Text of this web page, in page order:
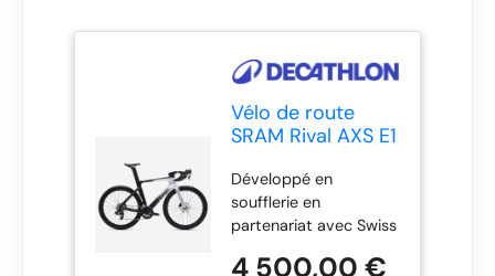
Vélo de route
SRAM Rival AXS E1
puissance, RCR-F
Pro Gris
Développé en
soufflerie en
partenariat avec Swiss
course par les
4 500,00 €